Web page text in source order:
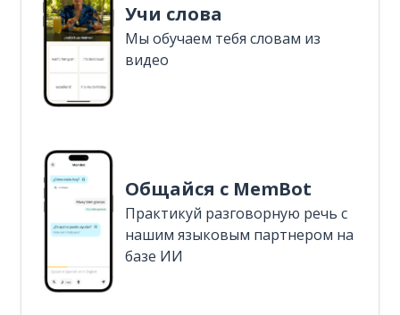
Учи слова
Мы обучаем тебя словам из
видео
Общайся с MemBot
Практикуй разговорную речь с
нашим языковым партнером на
базе ИИ